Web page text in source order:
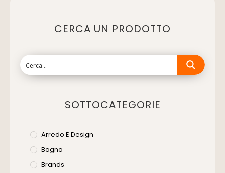
CERCA UN PRODOTTO
SOTTOCATEGORIE
Arredo E Design
Bagno
Brands